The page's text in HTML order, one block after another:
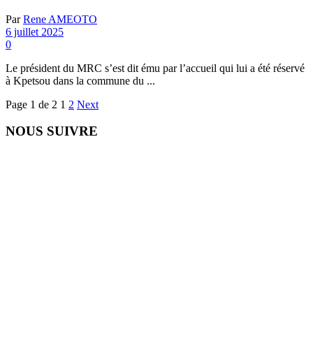
Par Rene AMEOTO
6 juillet 2025
0
Le président du MRC s’est dit ému par l’accueil qui lui a été réservé
à Kpetsou dans la commune du ...
Page 1 de 2 1 2 Next
NOUS SUIVRE